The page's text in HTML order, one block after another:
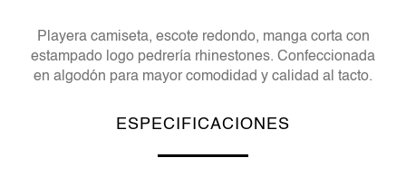
Playera camiseta, escote redondo, manga corta con
estampado logo pedrería rhinestones. Confeccionada
en algodón para mayor comodidad y calidad al tacto.
ESPECIFICACIONES